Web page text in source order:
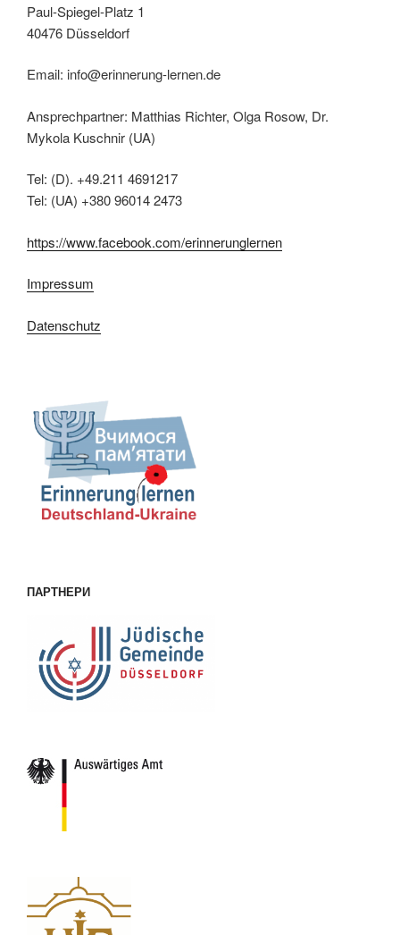
Paul-Spiegel-Platz 1
40476 Düsseldorf
Email: info@erinnerung-lernen.de
Ansprechpartner: Matthias Richter, Olga Rosow, Dr.
Mykola Kuschnir (UA)
Tel: (D). +49.211 4691217
Tel: (UA) +380 96014 2473
https://www.facebook.com/erinnerunglernen
Impressum
Datenschutz
ПАРТНЕРИ